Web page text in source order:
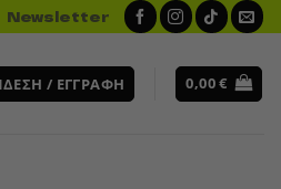
Newsletter
/ ΕΓΓΡΑΦΉ 0,00€